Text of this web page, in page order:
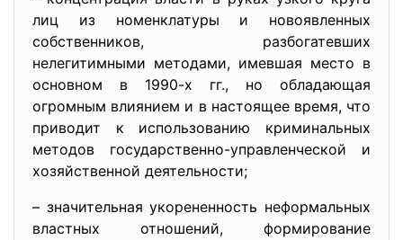
лиц из номенклатуры и новоявленных
собственников, разбогатевших
нелегитимными методами, имевшая место в
основном в 1990-х гг., но обладающая
огромным влиянием и в настоящее время, что
приводит к использованию криминальных
методов государственно-управленческой и
хозяйственной деятельности;
– значительная укорененность неформальных
властных отношений, формирование